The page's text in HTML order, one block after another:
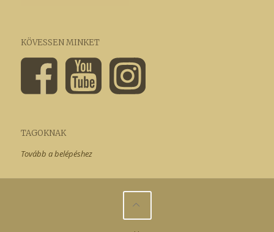
KÖVESSEN MINKET
TAGOKNAK
Tovább a belépéshez